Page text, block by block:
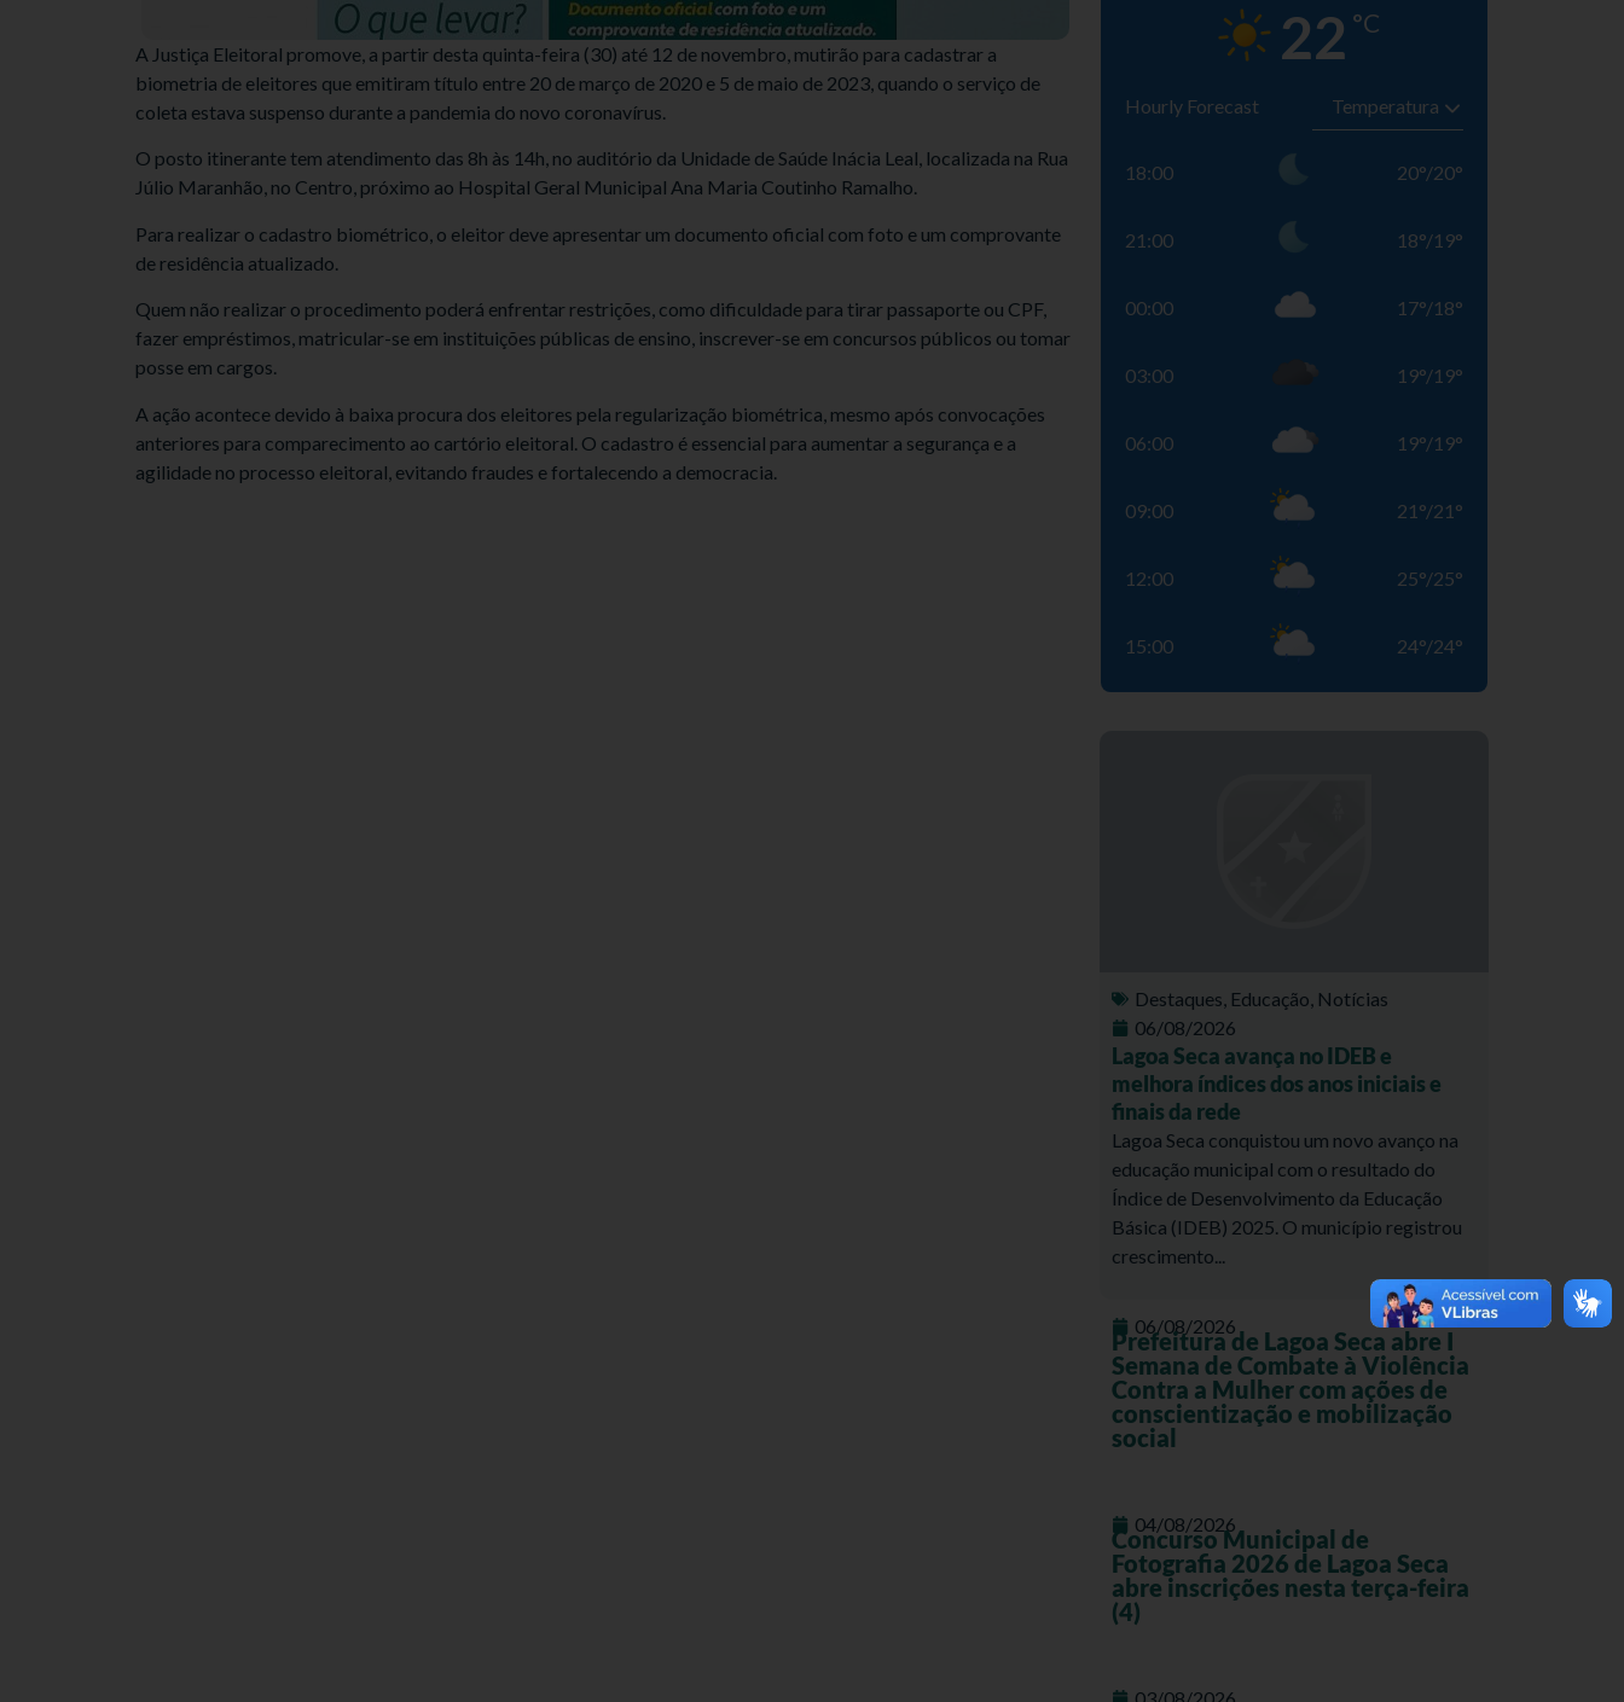
A Justiça Eleitoral promove, a partir desta quinta-feira (30) até 12 de novembro, mutirão para cadastrar a
biometria de eleitores que emitiram título entre 20 de março de 2020 e 5 de maio de 2023, quando o serviço de
coleta estava suspenso durante a pandemia do novo coronavírus.
O posto itinerante tem atendimento das 8h às 14h, no auditório da Unidade de Saúde Inácia Leal, localizada na Rua
Júlio Maranhão, no Centro, próximo ao Hospital Geral Municipal Ana Maria Coutinho Ramalho.
Para realizar o cadastro biométrico, o eleitor deve apresentar um documento oficial com foto e um comprovante
de residência atualizado.
Quem não realizar o procedimento poderá enfrentar restrições, como dificuldade para tirar passaporte ou CPF,
fazer empréstimos, matricular-se em instituições públicas de ensino, inscrever-se em concursos públicos ou tomar
posse em cargos.
A ação acontece devido à baixa procura dos eleitores pela regularização biométrica, mesmo após convocações
anteriores para comparecimento ao cartório eleitoral. O cadastro é essencial para aumentar a segurança e a
agilidade no processo eleitoral, evitando fraudes e fortalecendo a democracia.
22 °C
Hourly Forecast
18:00 20°/20°
21:00 18°/19°
00:00 17°/18°
03:00 19°/19°
06:00 19°/19°
09:00 21 °/21 °
12:00 25°/25°
15:00 24°/24°
Destaques, Educação, Notícias
06/08/2026
Lagoa Seca avança no IDEB e
melhora índices dos anos iniciais e
finais da rede
Lagoa Seca conquistou um novo avanço na
educação municipal com o resultado do
Índice de Desenvolvimento da Educação
Básica (IDEB) 2025. O município registrou
crescimento...
06/08/2026
Prefeitura de Lagoa Seca abre I
Semana de Combate à Violência
Contra a Mulher com ações de
conscientização e mobilização
social
04/08/2026
Concurso Municipal de
Fotografia 2026 de Lagoa Seca
abre inscrições nesta terça-feira
(4)